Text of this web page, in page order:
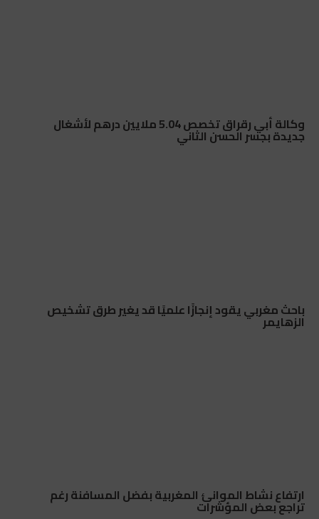
وكالة أبي رقراق تخصص 5.04 ملايين درهم لأشغال
جديدة بجسر الحسن الثاني
باحث مغربي يقود إنجازًا علميًا قد يغير طرق تشخيص
الزهايمر
ارتفاع نشاط الموانئ المغربية بفضل المسافنة رغم
تراجع بعض المؤشرات